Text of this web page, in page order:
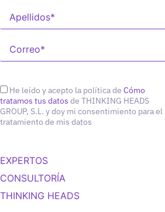
He leído y acepto la política de Cómo
tratamos tus datos de THINKING HEADS
GROUP, S.L. y doy mi consentimiento para el
tratamiento de mis datos
EXPERTOS
CONSULTORÍA
THINKING HEADS